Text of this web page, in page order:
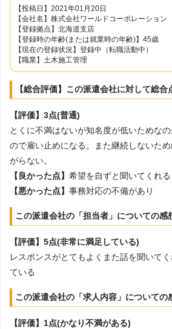
【投稿日】2021年01月20日
【会社名】株式会社ワールドコーポレーション
【登録拠点】北海道支店
【登録時の年齢(または就業時の年齢)】45歳
【現在の登録状況】登録中（転職活動中）
【職業】土木施工管理
【総合評価】この派遣会社に対して総合
【評価】3点(普通)
とくに不満はないが知名度が低いためな
ので雇い止めになる。また継続しないた
がらない。
【良かった点】 希望を自ずと聞いてくれる
【悪かった点】 事務対応の不備があり
この派遣会社の「担当者」についての感
【評価】5点(非常に満足している)
レスポンスがとてもよくまた話を聞いて
ている
この派遣会社の「求人内容」についての
【評価】1点(かなり不満がある)